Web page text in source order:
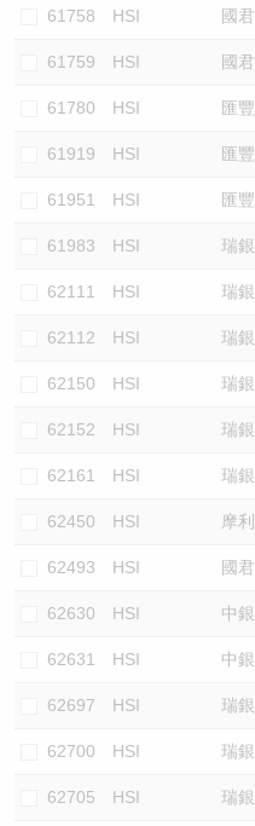
61758 HSI 國君
61759 HSI 國君
61780 HSI 匯豐
61919 HSI 匯豐
61951 HSI 匯豐
61983 HSI 瑞銀
62111 HSI 瑞銀
62112 HSI 瑞銀
62150 HSI 瑞銀
62152 HSI 瑞銀
62161 HSI 瑞銀
62450 HSI 摩利
62493 HSI 國君
62630 HSI 中銀
62631 HSI 中銀
62697 HSI 瑞銀
62700 HSI 瑞銀
62705 HSI 瑞銀